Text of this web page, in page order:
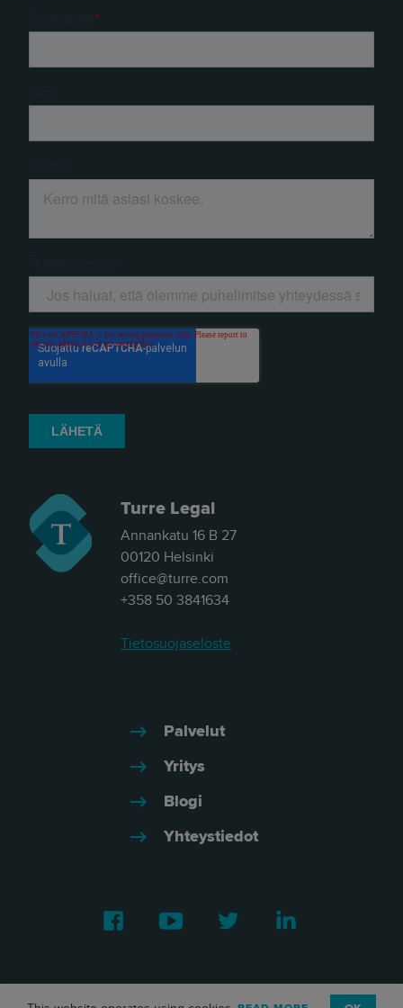
Turre Legal
Annankatu 16 B 27
00120 Helsinki
office@turre.com
+358 50 3841634
Tietosuojaseloste
Palvelut
Yritys
Blogi
Yhteystiedot
Facebook Youtube Twitter
näkemyksellinen asiantuntijayritys.
verkkosivun. Out with the old - in with
- Herkko Hietanen